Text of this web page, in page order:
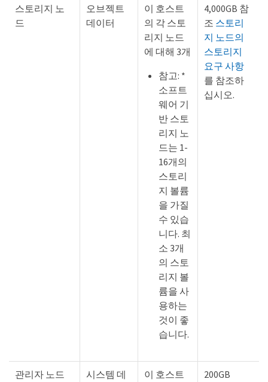
스토리지 노
드
오브젝트
데이터
이 호스트
의 각 스토
리지 노드
에 대해 3개
참고: *
소프트
웨어 기
반 스토
리지 노
드는 1-
16개의
스토리
지 볼륨
을 가질
수 있습
니다. 최
소 3개
의 스토
리지 볼
륨을 사
용하는
것이 좋
습니다.
4,000GB 참
조 스토리
지 노드의
스토리지
요구 사항
를 참조하
십시오.
관리자 노드
시스템 데
이 호스트
200GB